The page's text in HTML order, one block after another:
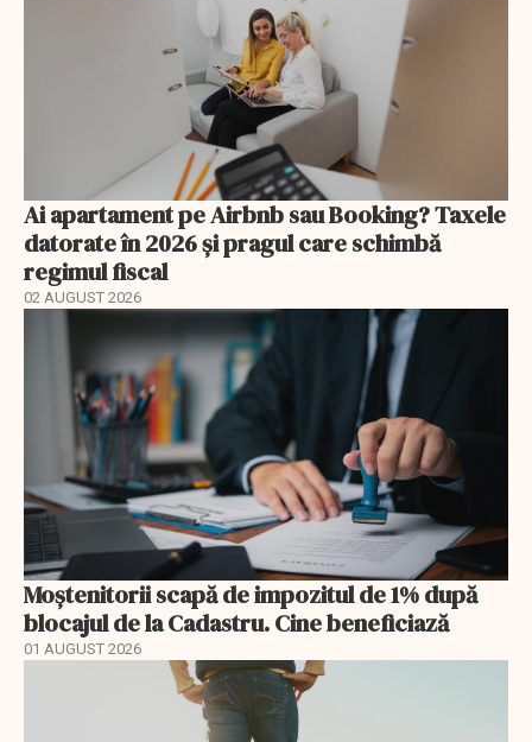
Ai apartament pe Airbnb sau Booking? Taxele
datorate în 2026 și pragul care schimbă
regimul fiscal
02 AUGUST 2026
Moștenitorii scapă de impozitul de 1% după
blocajul de la Cadastru. Cine beneficiază
01 AUGUST 2026